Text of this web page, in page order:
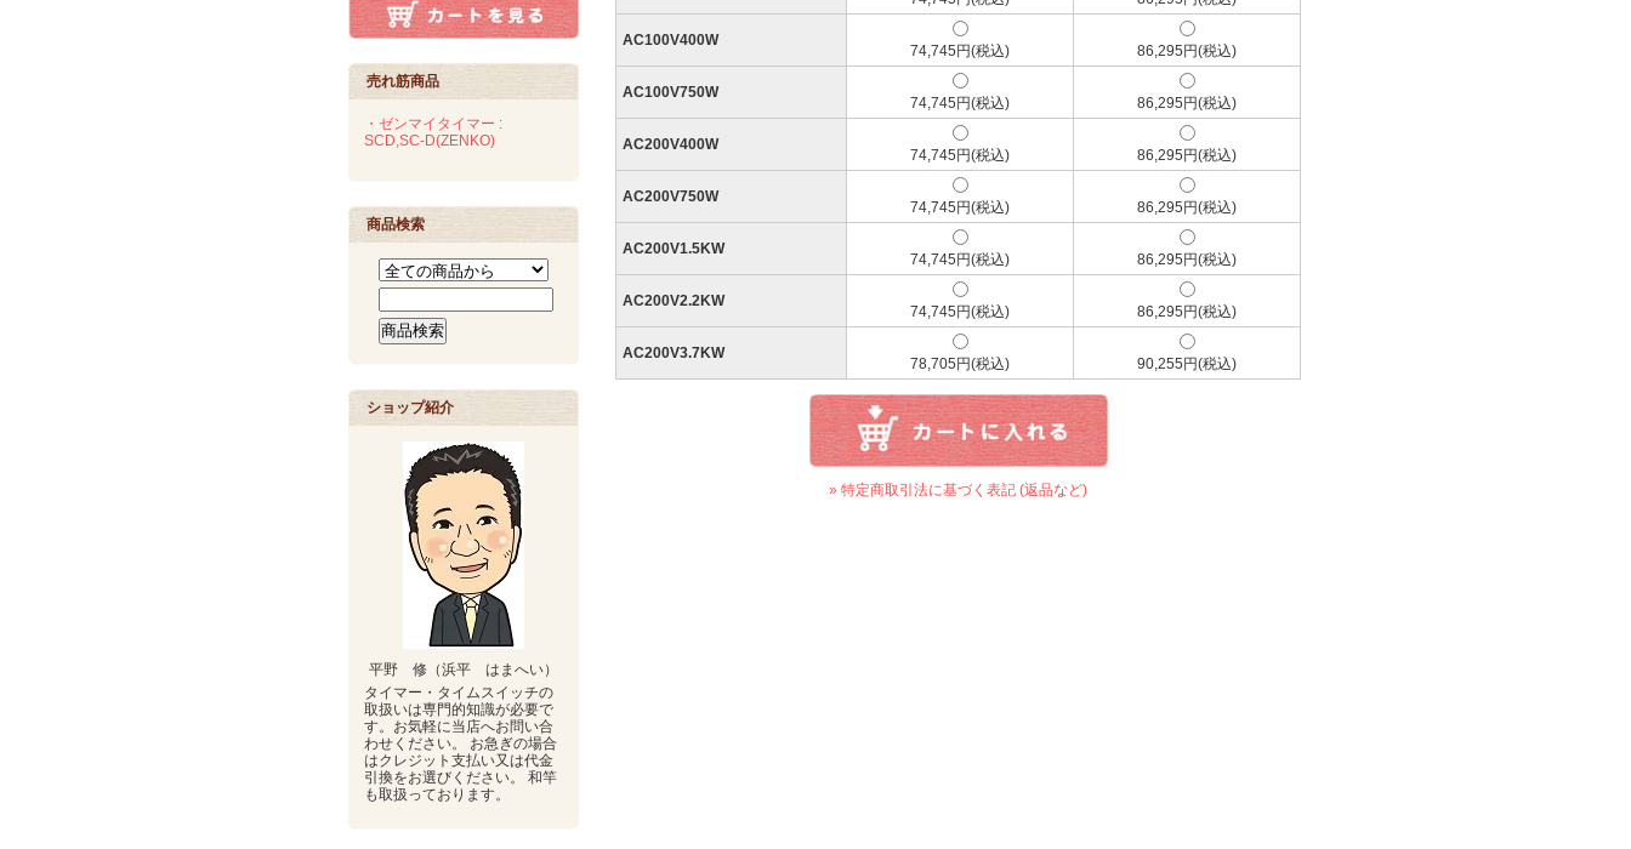
売れ筋商品
・ゼンマイタイマー :
SCD,SC-D(ZENKO)
商品検索
ショップ紹介
平野 修（浜平 はまへい）
タイマー・タイムスイッチの
取扱いは専門的知識が必要で
す。お気軽に当店へお問い合
わせください。 お急ぎの場合
はクレジット支払い又は代金
引換をお選びください。 和竿
も取扱っております。
AC100V400W
74,745円(税込) 86,295円(税込)
AC100V750W
74,745円(税込) 86,295円(税込)
AC200V400W
74,745円(税込) 86,295円(税込)
AC200V750W
74,745円(税込) 86,295円(税込)
AC200V1.5KW
74,745円(税込) 86,295円(税込)
AC200V2.2KW
74,745円(税込) 86,295円(税込)
AC200V3.7KW
78,705円(税込) 90,255円(税込)
» 特定商取引法に基づく表記 (返品など)